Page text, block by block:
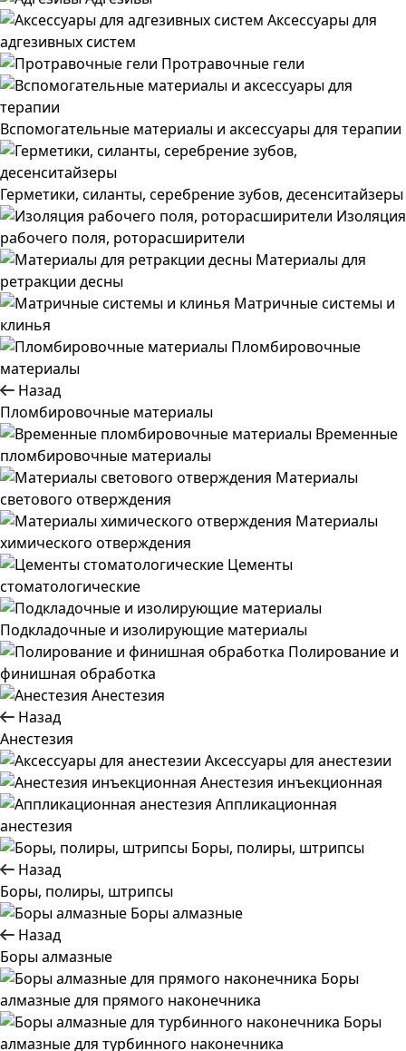
Аксессуары для
адгезивных систем
Протравочные гели
Вспомогательные материалы и аксессуары для терапии
Герметики, силанты, серебрение зубов, десенситайзеры
Изоляция
рабочего поля, роторасширители
Материалы для
ретракции десны
Матричные системы и
клинья
Пломбировочные
материалы
Назад
Пломбировочные материалы
Временные
пломбировочные материалы
Материалы
светового отверждения
Материалы
химического отверждения
Цементы
стоматологические
Подкладочные и изолирующие материалы
Полирование и
финишная обработка
Анестезия
Назад
Анестезия
Аксессуары для анестезии
Анестезия инъекционная
Аппликационная
анестезия
Боры, полиры, штрипсы
Назад
Боры, полиры, штрипсы
Боры алмазные
Назад
Боры алмазные
Боры
алмазные для прямого наконечника
Боры
алмазные для турбинного наконечника